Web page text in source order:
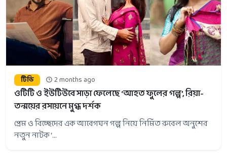
টিভি 2 months ago
ওটিটি ও ইউটিউবে সাড়া ফেলেছে ‘আহত ফুলের গল্প’, রিয়া-
তন্ময়ের রসায়নে মুগ্ধ দর্শক
প্রেম ও বিচ্ছেদের এক আবেগঘন গল্প নিয়ে নির্মিত রুবেল অনুশের
নতুন নাটক ‘...